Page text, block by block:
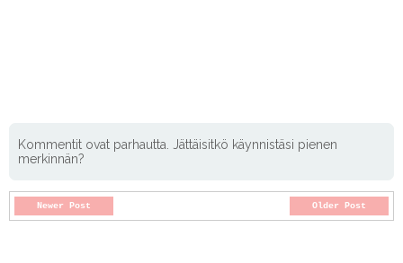
Kommentit ovat parhautta. Jättäisitkö käynnistäsi pienen
merkinnän?
Newer Post Older Post